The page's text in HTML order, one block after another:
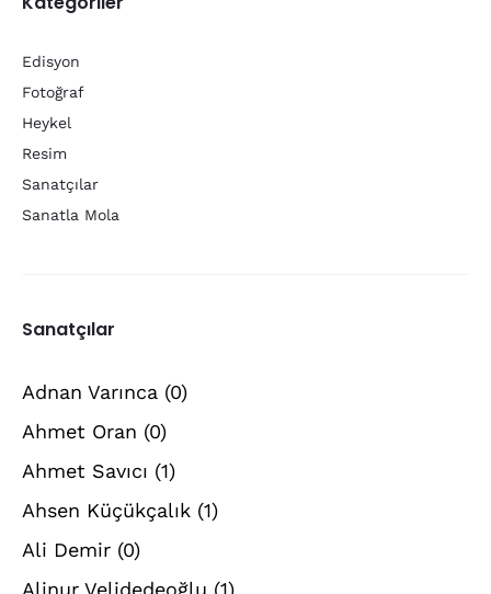
Edisyon
Fotoğraf
Heykel
Resim
Sanatçılar
Sanatla Mola
Sanatçılar
Adnan Varınca (0)
Ahmet Oran (0)
Ahmet Savıcı (1)
Ahsen Küçükçalık (1)
Ali Demir (0)
Alinur Velidedeoğlu (1)